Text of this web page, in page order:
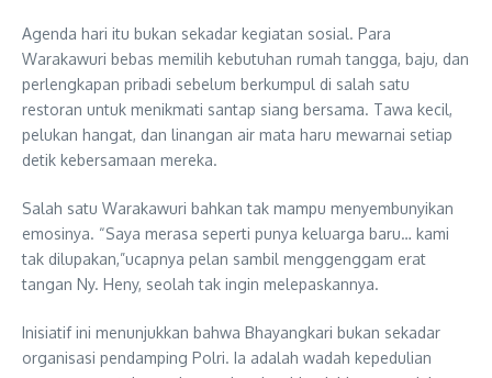
Agenda hari itu bukan sekadar kegiatan sosial. Para
Warakawuri bebas memilih kebutuhan rumah tangga, baju, dan
perlengkapan pribadi sebelum berkumpul di salah satu
restoran untuk menikmati santap siang bersama. Tawa kecil,
pelukan hangat, dan linangan air mata haru mewarnai setiap
detik kebersamaan mereka.
Salah satu Warakawuri bahkan tak mampu menyembunyikan
emosinya. “Saya merasa seperti punya keluarga baru… kami
tak dilupakan,”ucapnya pelan sambil menggenggam erat
tangan Ny. Heny, seolah tak ingin melepaskannya.
Inisiatif ini menunjukkan bahwa Bhayangkari bukan sekadar
organisasi pendamping Polri. Ia adalah wadah kepedulian